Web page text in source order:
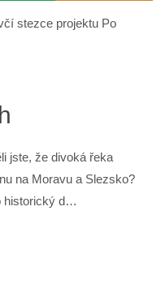
stezce projektu Po
jste, že divoká řeka
na Moravu a Slezsko?
historický d…